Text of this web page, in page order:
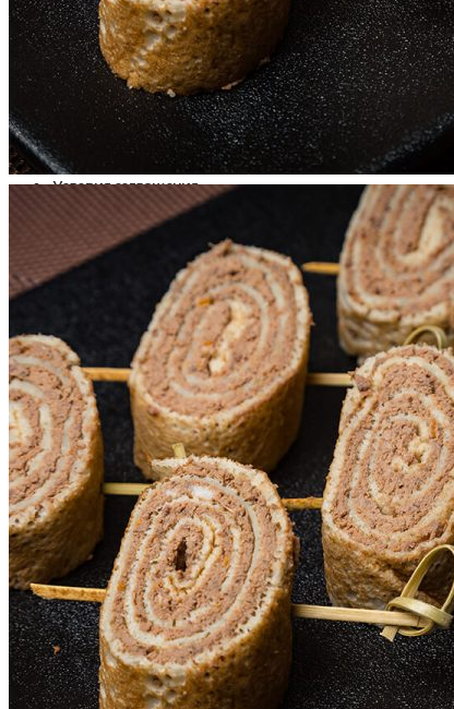
Десерты, Торты
Детское меню
Напитки
Аксессуары
Оплата и доставка
Условия соглашения